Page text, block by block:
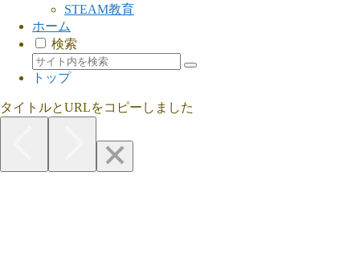
STEAM教育
ホーム
検索
トップ
タイトルとURLをコピーしました